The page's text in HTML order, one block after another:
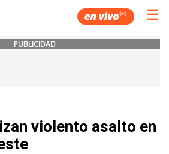
☰
PUBLICIDAD
violento asalto en